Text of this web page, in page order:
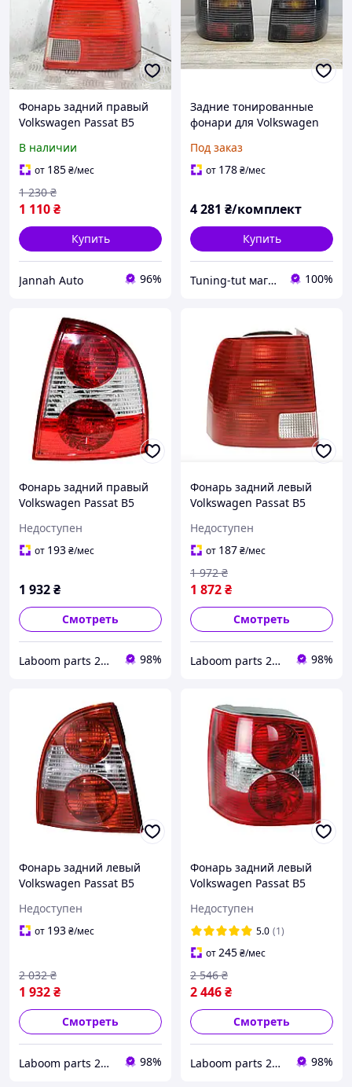
Фонарь задний правый
Volkswagen Passat B5
стоп фара правая
Фольксваген Пассат б5
3B5945096F
В наличии
от 185₴/мес
1 110₴
1 230 ₴
Купить
Jannah Auto 96%
Задние тонированные
фонари для Volkswagen
дорестайл
Под заказ
от 178₴/мес
4 281 ₴/комплект
Купить
Tuning-tut магазин тюнинговых запчастей 100%
Фонарь задний правый
Volkswagen Passat B5
9539 F6-T) (11-0167-05-2)
Недоступен
от 193₴/мес
1 932₴
Смотреть
Laboom parts 24/7 98%
Фонарь задний левый
Volkswagen Passat B5
(FP 9539 F1-E)
Недоступен
от 187₴/мес
1 872₴
1 972 ₴
Смотреть
Laboom parts 24/7 98%
Фонарь задний левый
Volkswagen Passat B5
(FP 9539 F5-E)
Недоступен
от 193₴/мес
1 932₴
2 032 ₴
Смотреть
Laboom parts 24/7 98%
Фонарь задний левый
Volkswagen Passat B5
(Depo) (FP 9539 F15-E)
Недоступен
5.0 (1)
от245₴/мес
2 446₴
2 546 ₴
Смотреть
Laboom parts 24/7 98%